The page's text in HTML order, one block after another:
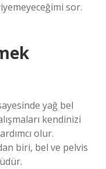
sor.
yağ bel
kendinizi
olur.
biri, bel ve pelvis